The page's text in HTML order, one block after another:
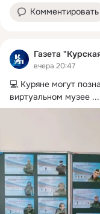
Комментировать
Газета
вчера 20:47
💻 Куряне могут
виртуальном музее ...